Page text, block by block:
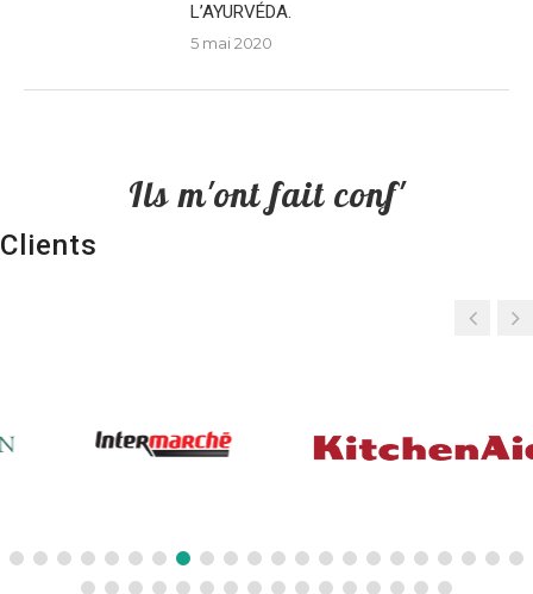
L’AYURVÉDA.
5 mai 2020
Ils m'ont fait conf'
Clients